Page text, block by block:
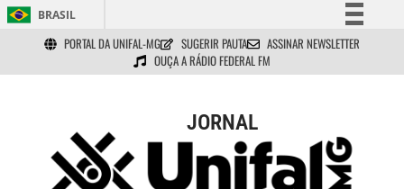
BRASIL
Simplifique!
Comunica BR
Acesso à informação
Legislação
Canais
PORTAL DA UNIFAL-MG SUGERIR PAUTA
ASSINAR NEWSLETTER
OUÇA A RÁDIO FEDERAL FM
JORNAL